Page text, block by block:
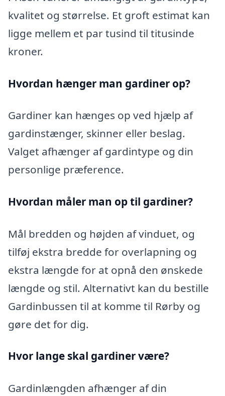
kvalitet og størrelse. Et groft estimat kan
ligge mellem et par tusind til titusinde
kroner.
Hvordan hænger man gardiner op?
Gardiner kan hænges op ved hjælp af
gardinstænger, skinner eller beslag.
Valget afhænger af gardintype og din
personlige præference.
Hvordan måler man op til gardiner?
Mål bredden og højden af vinduet, og
tilføj ekstra bredde for overlapning og
ekstra længde for at opnå den ønskede
længde og stil. Alternativt kan du bestille
Gardinbussen til at komme til Rørby og
gøre det for dig.
Hvor lange skal gardiner være?
Gardinlængden afhænger af din